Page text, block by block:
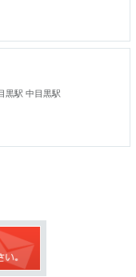
黒駅 中目黒駅